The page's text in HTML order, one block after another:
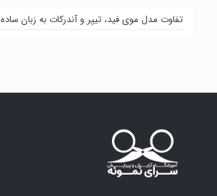
تفاوت مدل موی فید، تیپر و آندرکات به زبان ساده